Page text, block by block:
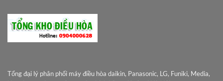
Tổng đại lý phân phối máy điều hòa daikin, Panasonic, LG, Funiki, Media,